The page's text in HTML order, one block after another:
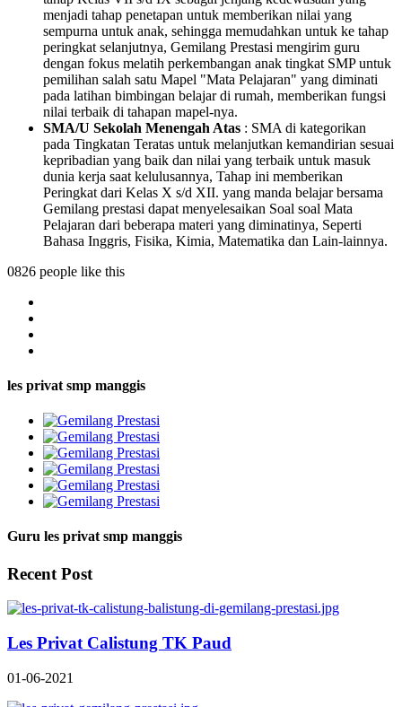
menjadi tahap penetapan untuk memberikan nilai yang
sempurna untuk anak, sehingga memudahkan untuk ke tahap
peringkat selanjutnya, Gemilang Prestasi mengirim guru
dengan fokus melatih perkembangan anak tingkat SMP untuk
pemilihan salah satu Mapel "Mata Pelajaran" yang diminati
pada latihan bimbingan belajar di rumah, memberikan fungsi
nilai terbaik di tahapan mapel-nya.
SMA/U Sekolah Menengah Atas : SMA di kategorikan
pada Tingkatan Teratas untuk melanjutkan kemandirian sesuai
kepribadian yang baik dan nilai yang terbaik untuk masuk
dunia kerja saat kelulusannya, Tahap ini memberikan
Peringkat dari Kelas X s/d XII. yang manda belajar bersama
Gemilang prestasi dapat menyelesaikan Soal soal Mata
Pelajaran dari beberapa materi yang diminatinya, Seperti
Bahasa Inggris, Fisika, Kimia, Matematika dan Lain-lainnya.
0826 people like this
les privat smp manggis
Guru les privat smp manggis
Recent Post
Les Privat Calistung TK Paud
01-06-2021